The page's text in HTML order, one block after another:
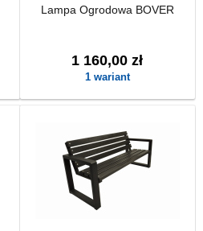
Lampa Ogrodowa BOVER
1 160,00 zł
1 wariant